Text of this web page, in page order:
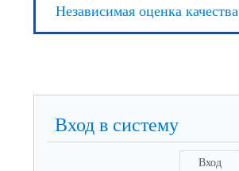
Независимая оценка качества
Вход в систему
Вход